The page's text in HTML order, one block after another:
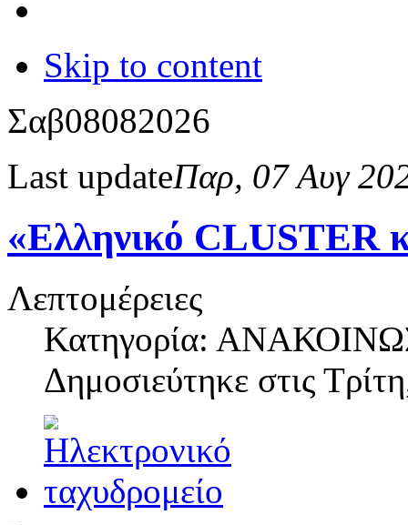
Skip to content
Σαβ08082026
Last updateΠαρ, 07 Αυγ
«Ελληνικό CLUSTER
Λεπτομέρειες
Κατηγορία:
Δημοσιεύτηκε στις